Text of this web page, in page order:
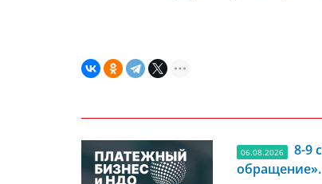
06.08.2026
8-9